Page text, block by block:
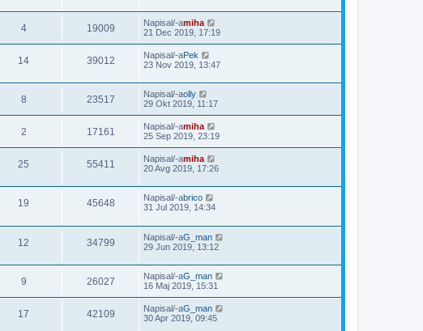
4 19009 Napisal/-amiha
21 Dec 2019, 17:19
14 39012 Napisal/-aPek
23 Nov 2019, 13:47
8 23517 Napisal/-aolly
29 Okt 2019, 11:17
2 17161 Napisal/-amiha
25 Sep 2019, 23:19
25 55411 Napisal/-amiha
20 Avg 2019, 17:26
19 45648 Napisal/-abrico
31 Jul 2019, 14:34
12 34799 Napisal/-aG_man
29 Jun 2019, 13:12
9 26027 Napisal/-aG_man
16 Maj 2019, 15:31
17 42109 Napisal/-aG_man
30 Apr 2019, 09:45